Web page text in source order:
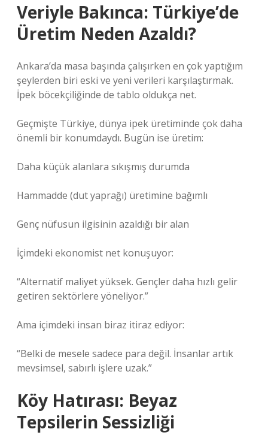
Veriyle Bakınca: Türkiye’de
Üretim Neden Azaldı?
Ankara’da masa başında çalışırken en çok yaptığım
şeylerden biri eski ve yeni verileri karşılaştırmak.
İpek böcekçiliğinde de tablo oldukça net.
Geçmişte Türkiye, dünya ipek üretiminde çok daha
önemli bir konumdaydı. Bugün ise üretim:
Daha küçük alanlara sıkışmış durumda
Hammadde (dut yaprağı) üretimine bağımlı
Genç nüfusun ilgisinin azaldığı bir alan
İçimdeki ekonomist net konuşuyor:
“Alternatif maliyet yüksek. Gençler daha hızlı gelir
getiren sektörlere yöneliyor.”
Ama içimdeki insan biraz itiraz ediyor:
“Belki de mesele sadece para değil. İnsanlar artık
mevsimsel, sabırlı işlere uzak.”
Köy Hatırası: Beyaz
Tepsilerin Sessizliği